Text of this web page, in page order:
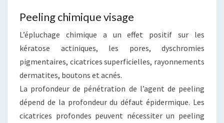
Peeling chimique visage
L’épluchage chimique a un effet positif sur les
kératose actiniques, les pores, dyschromies
pigmentaires, cicatrices superficielles, rayonnements
dermatites, boutons et acnés.
La profondeur de pénétration de l’agent de peeling
dépend de la profondeur du défaut épidermique. Les
cicatrices profondes peuvent nécessiter un peeling